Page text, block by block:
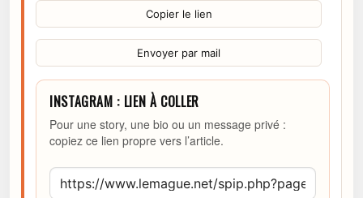
Copier le lien
Envoyer par mail
INSTAGRAM : LIEN À COLLER
Pour une story, une bio ou un message privé :
copiez ce lien propre vers l’article.